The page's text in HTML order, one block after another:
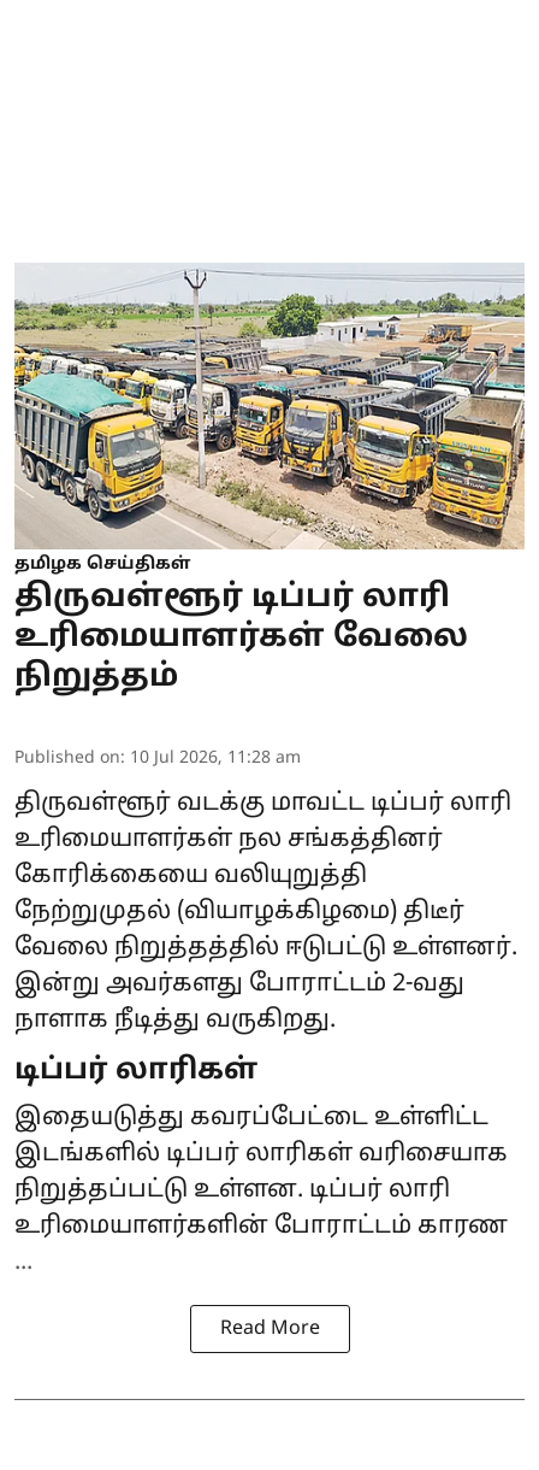
தமிழக செய்திகள்
திருவள்ளூர் டிப்பர் லாரி
உரிமையாளர்கள் வேலை
நிறுத்தம்
Published on: 10 Jul 2026, 11:28 am
திருவள்ளூர் வடக்கு மாவட்ட டிப்பர் லாரி
உரிமையாளர்கள் நல சங்கத்தினர்
கோரிக்கையை வலியுறுத்தி
நேற்றுமுதல் (வியாழக்கிழமை) திடீர்
வேலை நிறுத்தத்தில் ஈடுபட்டு உள்ளனர்.
இன்று அவர்களது போராட்டம் 2-வது
நாளாக நீடித்து வருகிறது.
டிப்பர் லாரிகள்
இதையடுத்து கவரப்பேட்டை உள்ளிட்ட
இடங்களில் டிப்பர் லாரிகள் வரிசையாக
நிறுத்தப்பட்டு உள்ளன. டிப்பர் லாரி
உரிமையாளர்களின் போராட்டம் காரண
...
Read More